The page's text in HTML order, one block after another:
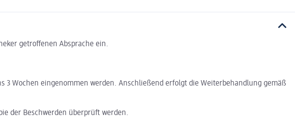
getroffenen Absprache ein.
Wochen eingenommen werden. Anschließend erfolgt die Weiterbehandlung gemäß
der Beschwerden überprüft werden.